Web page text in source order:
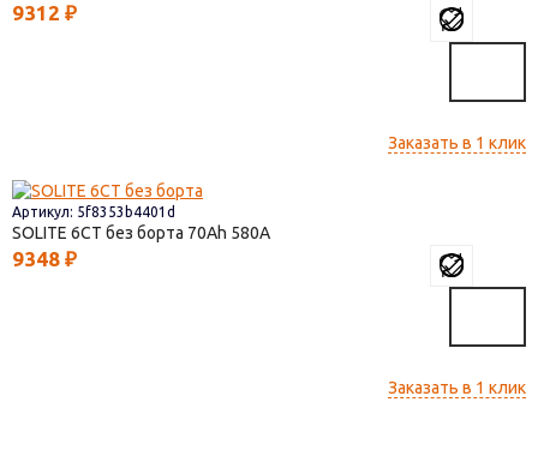
9312 ₽
Заказать в 1 клик
Артикул: 5f8353b4401d
SOLITE 6СТ без борта 70 580
9348 ₽
Заказать в 1 клик